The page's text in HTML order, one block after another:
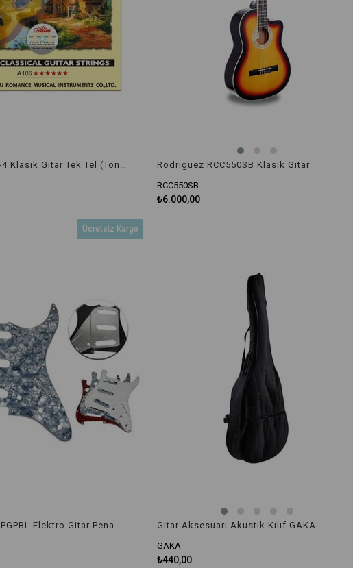
Rodriguez RCC550SB Klasik Gitar
RCC550SB
₺6.000,00
Ücretsiz Kargo
Gitar Aksesuarı Akustik Kılıf GAKA
GAKA
₺440,00